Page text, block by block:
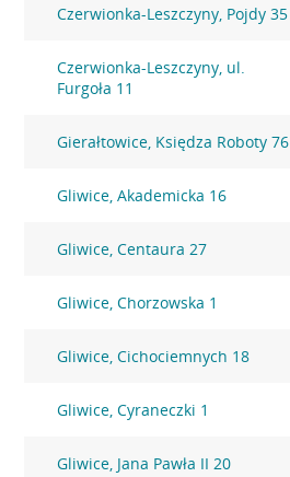
Czerwionka-Leszczyny, Pojdy 35
Czerwionka-Leszczyny, ul.
Furgoła 11
Gierałtowice, Księdza Roboty 76
Gliwice, Akademicka 16
Gliwice, Centaura 27
Gliwice, Chorzowska 1
Gliwice, Cichociemnych 18
Gliwice, Cyraneczki 1
Gliwice, Jana Pawła II 20